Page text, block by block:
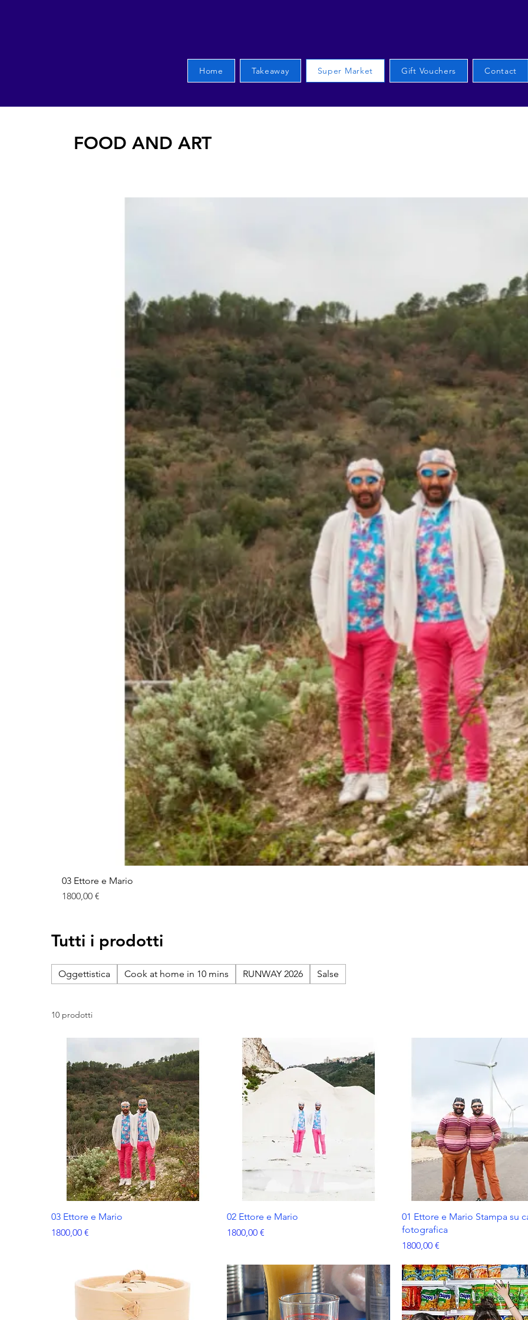
Home Takeaway Super Market Gift Vouchers​ Contact
FOOD AND ART
03 Ettore e Mario
Prezzo
1800,00 €
Tutti i prodotti
Oggettistica Cook at home in 10 mins RUNWAY 2026 Salse
10 prodotti
03 Ettore e Mario
Prezzo
1800,00 €
02 Ettore e Mario
Prezzo
1800,00 €
01 Ettore e Mario Stampa su
fotografica
Prezzo
1800,00 €